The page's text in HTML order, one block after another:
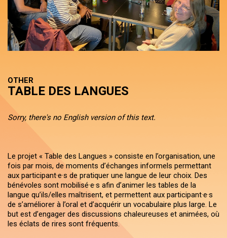
OTHER
TABLE DES LANGUES
Sorry, there's no English version of this text.
Le projet « Table des Langues » consiste en l’organisation, une
fois par mois, de moments d’échanges informels permettant
aux participant·e·s de pratiquer une langue de leur choix. Des
bénévoles sont mobilisé·e·s afin d’animer les tables de la
langue qu’ils/elles maîtrisent, et permettent aux participant·e·s
de s’améliorer à l’oral et d’acquérir un vocabulaire plus large. Le
but est d’engager des discussions chaleureuses et animées, où
les éclats de rires sont fréquents.